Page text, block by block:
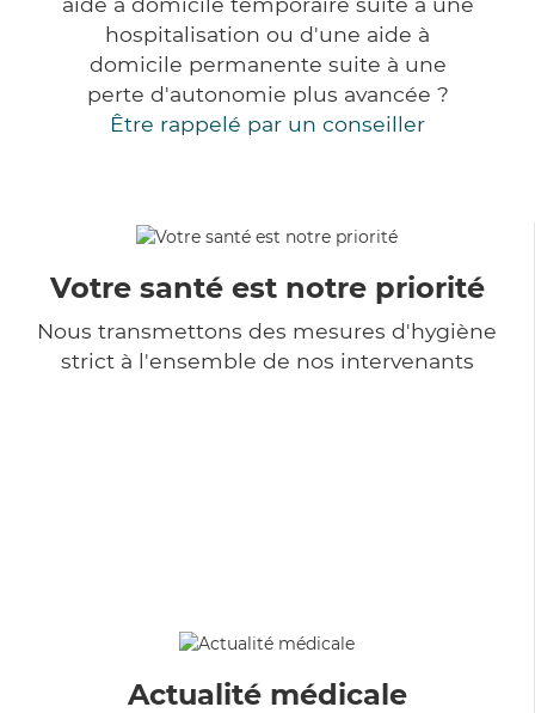
hospitalisation ou d'une aide à
domicile permanente suite à une
perte d'autonomie plus avancée ?
Être rappelé par un conseiller
Votre santé est notre priorité
Nous transmettons des mesures d'hygiène
strict à l'ensemble de nos intervenants
Actualité médicale